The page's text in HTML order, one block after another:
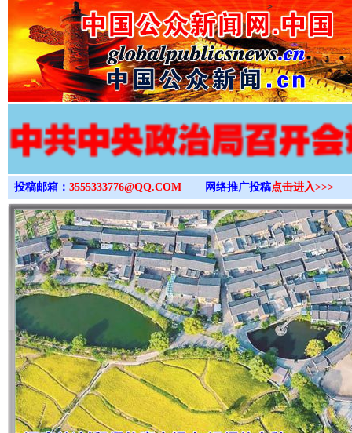
>
投稿邮箱： 3555333776@QQ.COM 网络推广投稿点击进入>>>